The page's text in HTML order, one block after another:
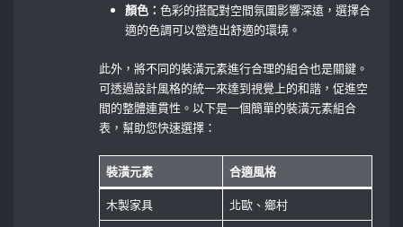
顏色：色彩的搭配對空間氛圍影響深遠，選擇合
適的色調可以營造出舒適的環境。
此外，將不同的裝潢元素進行合理的組合也是關鍵。
可透過設計風格的統一來達到視覺上的和諧，促進空
間的整體連貫性。以下是一個簡單的裝潢元素組合
表，幫助您快速選擇：
裝潢元素 合適風格
木製家具
北歐、鄉村